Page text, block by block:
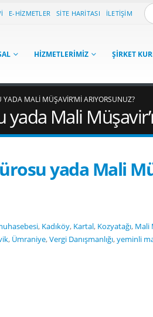
E-HIZMETLER SITE HARITASI İLETIŞIM
HIZMETLERIMIZ ŞIRKET
MALI MÜŞAVIR’MI ARIYORSUNUZ?
Mali
yada Mali
, Kadıköy, Kartal, Kozyatağı, Mali
, Ümraniye,Vergi Danışmanlığı,yeminli